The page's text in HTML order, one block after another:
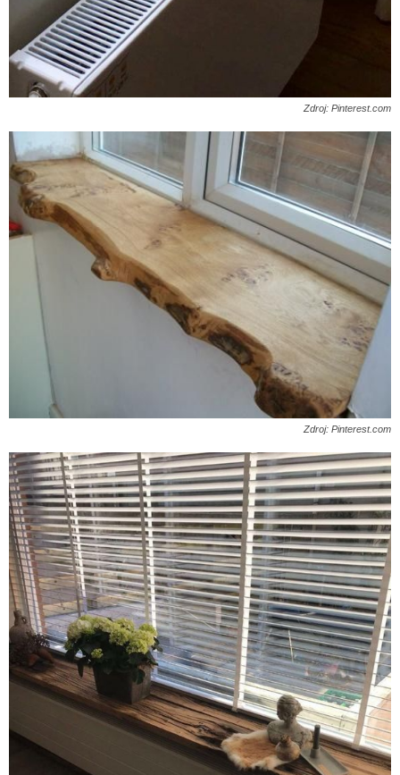
Zdroj: Pinterest.com
Zdroj: Pinterest.com